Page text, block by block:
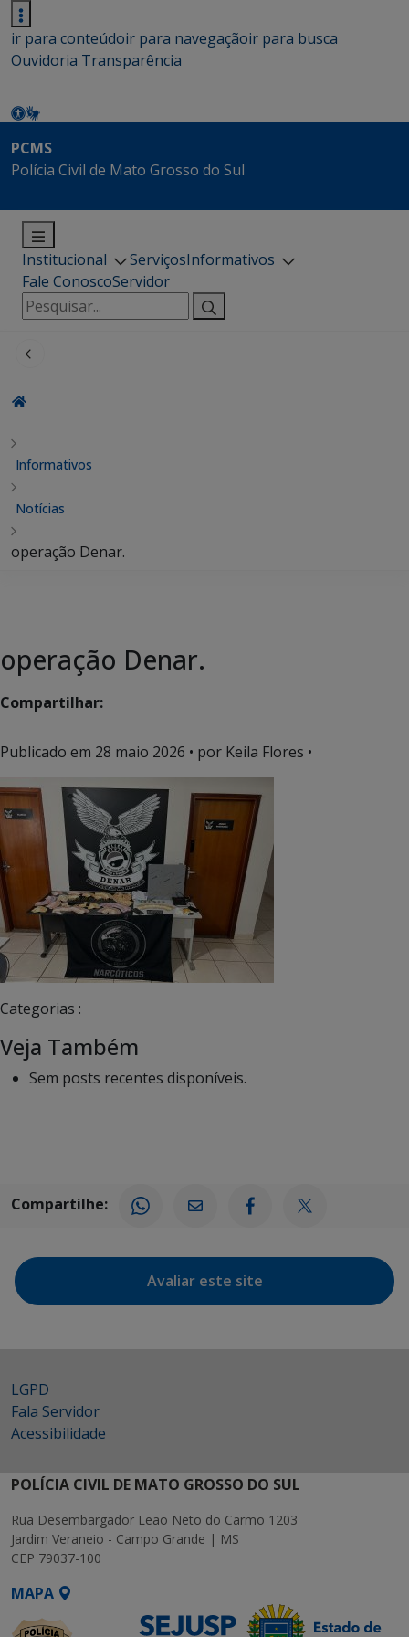
ir para conteúdoir para navegaçãoir para busca
Ouvidoria Transparência
PCMS
Polícia Civil de Mato Grosso do Sul
Institucional ServiçosInformativos
Fale ConoscoServidor
Pesquisar
por:
Informativos
Notícias
operação Denar.
operação Denar.
Compartilhar:
Publicado em 28 maio 2026 • por Keila Flores •
Categorias :
Veja Também
Sem posts recentes disponíveis.
Compartilhe:
Avaliar este site
LGPD
Fala Servidor
Acessibilidade
POLÍCIA CIVIL DE MATO GROSSO DO SUL
Rua Desembargador Leão Neto do Carmo 1203
Jardim Veraneio - Campo Grande | MS
CEP 79037-100
MAPA